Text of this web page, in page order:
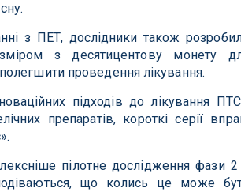
з ПЕТ, дослідники також
з десятицентову монету
проведення лікування.
підходів до лікування
препаратів, короткі серії
пілотне дослідження фази 2
що колись це може